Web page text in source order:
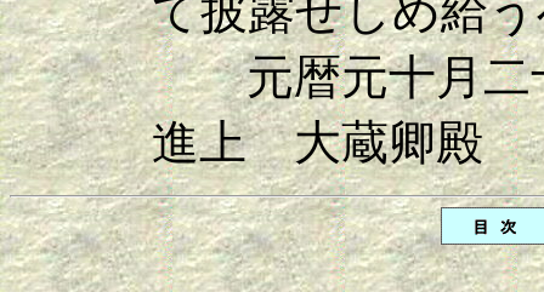
て披露せしめ給うべ
元暦元十月
進上 大蔵卿殿